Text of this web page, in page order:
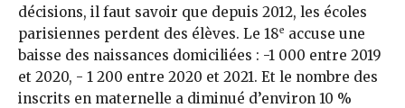
décisions, il faut savoir que depuis 2012, les écoles
parisiennes perdent des élèves. Le 18e accuse une
baisse des naissances domiciliées : -1 000 entre 2019
et 2020, - 1 200 entre 2020 et 2021. Et le nombre des
inscrits en maternelle a diminué d’environ 10 %